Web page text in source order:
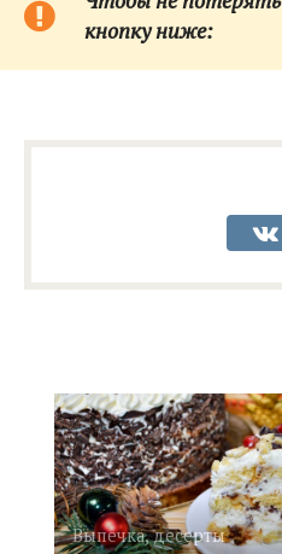
кнопку ниже:
Выпечка, десерты